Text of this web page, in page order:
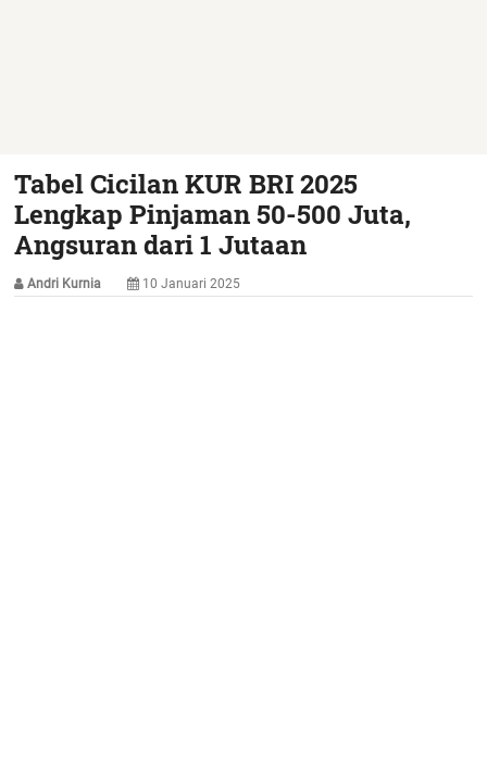
Tabel Cicilan KUR BRI 2025
Lengkap Pinjaman 50-500 Juta,
Angsuran dari 1 Jutaan
Andri Kurnia 10 Januari 2025